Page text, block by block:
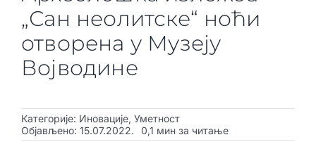
Пројекти
Стварај у Србији
„Сан неолитске“ ноћи
отворена у Музеју
Војводине
Категорије: Иновације, Уметност
Објављено: 15.07.2022.
0,1 мин за читање